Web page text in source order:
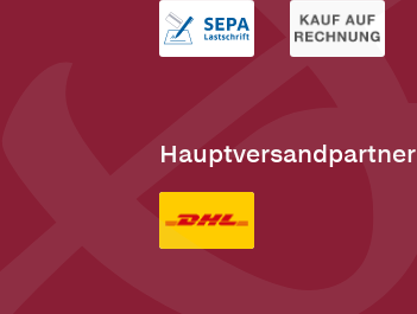
Hauptversandpartner